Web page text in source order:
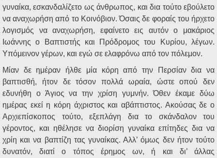
γυναίκα, εσκανδαλίζετο ως άνθρωπος, και δια τούτο εβούλετο
να αναχωρήση από το Κοινόβιον. Όσαις δε φοραίς του ήρχετο
λογισμός να αναχωρήση, εφαίνετο εις αυτόν ο μακάριος
Ιωάννης ο Βαπτιστής και Πρόδρομος του Κυρίου, λέγων.
Υπόμεινον γέρων, και εγώ σε ελαφρόνω από τον πόλεμον.
Μίαν δε ημέραν ήλθε μία κόρη από την Περσίαν δια να
βαπτισθή, ήτον δε τόσον πολλά ωραία, ώστε οπού δεν
εδυνήθη ο Άγιος να την χρίση γυμνήν. Όθεν έκαμε δύω
ημέρας εκεί η κόρη άχριστος και αβάπτιστος. Ακούσας δε ο
Αρχιεπίσκοπος τούτο, εξεπλάγη δια το σκάνδαλον του
γέροντος, και ηθέλησε να διορίση γυναίκα επίτηδες δια να
χρίη και να βαπτίζη τας γυναίκας. Αλλ’ όμως δεν ήτον τούτο
δυνατόν, διατί ο τόπος έρημος ων, ή και δι’ άλλας